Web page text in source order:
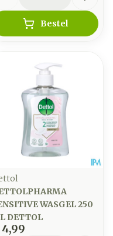
Bestel
WASGEL 250
DETTOL